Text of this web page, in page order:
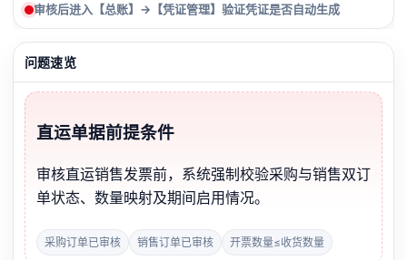
审核后进入【总账】→【凭证管理】验证凭证是否自动生成
问题速览
直运单据前提条件
审核直运销售发票前，系统强制校验采购与销售双订
单状态、数量映射及期间启用情况。
采购订单已审核 销售订单已审核 开票数量≤收货数量